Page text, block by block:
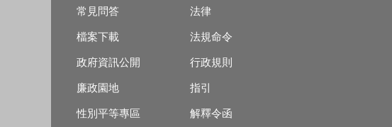
常見問答
檔案下載
政府資訊公開
廉政園地
性別平等專區
法律
法規命令
行政規則
指引
解釋令函